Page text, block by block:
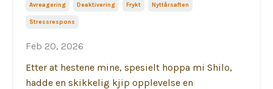
Avreagering Deaktivering Frykt Nyttårsaften
Stressrespons
Feb 20, 2026
Etter at hestene mine, spesielt hoppa mi Shilo,
hadde en skikkelig kjip opplevelse en